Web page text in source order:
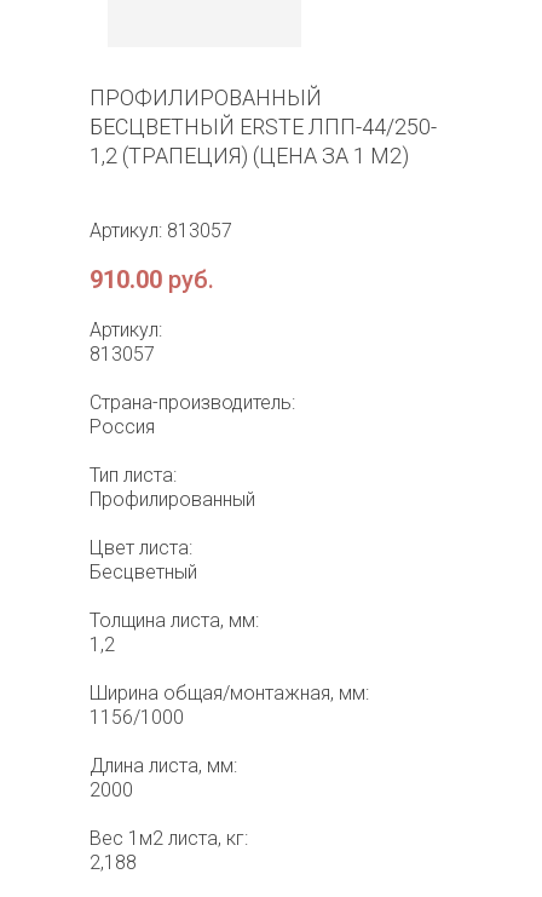
ПРОФИЛИРОВАННЫЙ
БЕСЦВЕТНЫЙ ERSTE ЛПП-44/250-
1,2 (ТРАПЕЦИЯ) (ЦЕНА ЗА 1 М2)
Артикул: 813057
910.00 руб.
Артикул:
813057
Страна-производитель:
Россия
Тип листа:
Профилированный
Цвет листа:
Бесцветный
Толщина листа, мм:
1,2
Ширина общая/монтажная, мм:
1156/1000
Длина листа, мм:
2000
Вес 1м2 листа, кг:
2,188